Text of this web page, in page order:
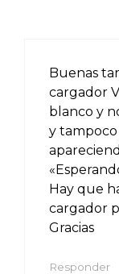
Buenas
cargador
blanco y
y tampoco
Hay que
cargador
Gracias
Responder